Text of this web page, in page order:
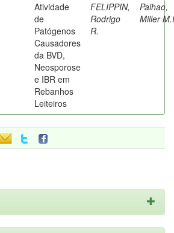
Atividade
de
Patógenos
Causadores
da BVD,
Neosporose
e IBR em
Rebanhos
Leiteiros
FELIPPIN,
Rodrigo
R.
Palhao,
Miller